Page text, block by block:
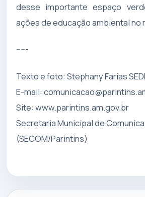
desse importante espaço
ações de educação ambiental no
-----
Texto e foto: Stephany Farias
E-mail:
Site: www.parintins.am.gov.br
Secretaria Municipal de
(SECOM/Parintins)